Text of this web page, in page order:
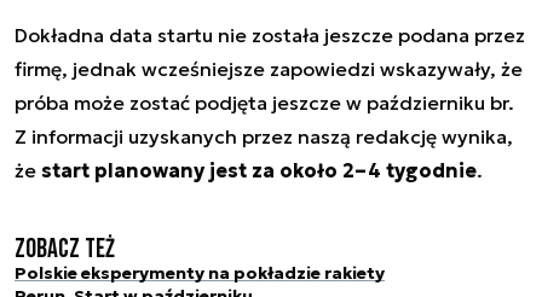
Dokładna data startu nie została jeszcze podana przez
firmę, jednak wcześniejsze zapowiedzi wskazywały, że
próba może zostać podjęta jeszcze w październiku br.
Z informacji uzyskanych przez naszą redakcję wynika,
że start planowany jest za około 2–4 tygodnie.
Zobacz też
Polskie eksperymenty na pokładzie rakiety